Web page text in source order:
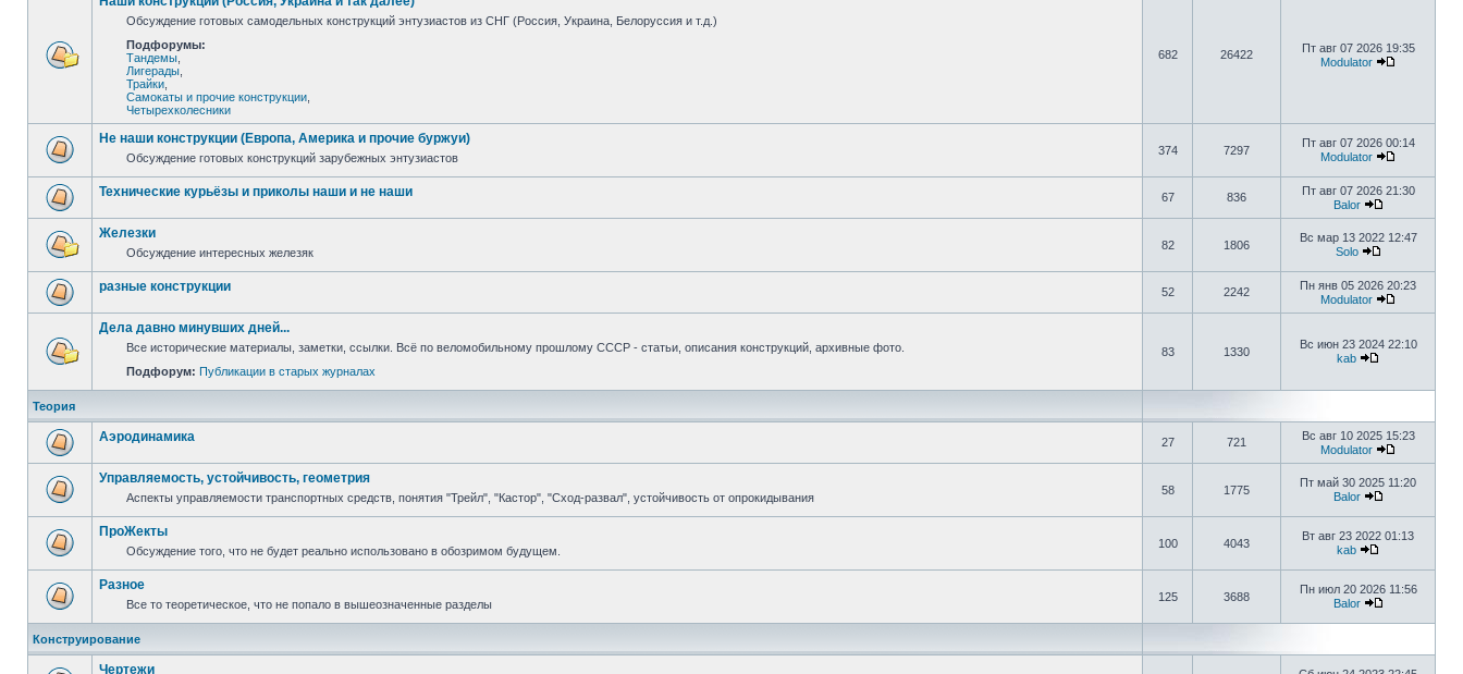
Обсуждение готовых самодельных конструкций энтузиастов из СНГ (Россия, Украина, Белоруссия и т.д.)
Подфорумы:
Тандемы
Лигерады
Трайки
Самокаты и прочие конструкции
Четырехколесники
682 26422
Пт авг 07 2026 19:35
Modulator
Не наши конструкции (Европа, Америка и прочие буржуи)
Обсуждение готовых конструкций зарубежных энтузиастов
374 7297
Пт авг 07 2026 00:14
Modulator
Технические курьёзы и приколы наши и не наши 67 836
Пт авг 07 2026 21:30
Balor
Железки
Обсуждение интересных железяк
82 1806
Вс мар 13 2022 12:47
Solo
разные конструкции 52 2242
Пн янв 05 2026 20:23
Modulator
Дела давно минувших дней...
Все исторические материалы, заметки, ссылки. Всё по веломобильному прошлому СССР - статьи, описания конструкций, архивные фото.
Подфорум: Публикации в старых журналах
83 1330
Вс июн 23 2024 22:10
kab
Теория
Аэродинамика 27 721
Вс авг 10 2025 15:23
Modulator
Управляемость, устойчивость, геометрия
Аспекты управляемости транспортных средств, понятия "Трейл", "Кастор", "Сход-развал", устойчивость от опрокидывания
58 1775
Пт май 30 2025 11:20
Balor
ПроЖекты
Обсуждение того, что не будет реально использовано в обозримом будущем.
100 4043
Вт авг 23 2022 01:13
kab
Разное
Все то теоретическое, что не попало в вышеозначенные разделы
125 3688
Пн июл 20 2026 11:56
Balor
Конструирование
Чертежи